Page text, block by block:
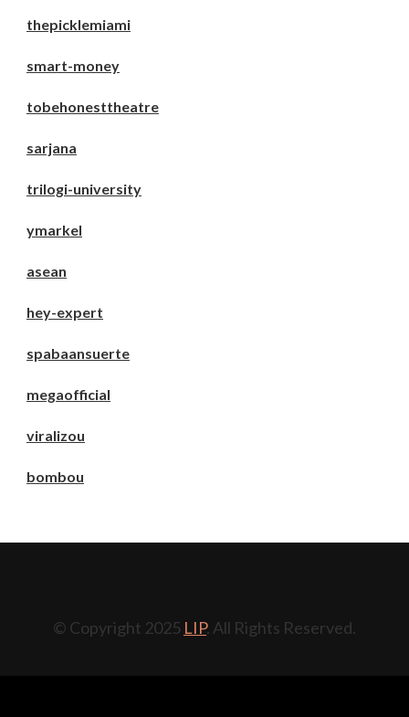
thepicklemiami
smart-money
tobehonesttheatre
sarjana
trilogi-university
ymarkel
asean
hey-expert
spabaansuerte
megaofficial
viralizou
bombou
© Copyright 2025 LIP. All Rights Reserved.